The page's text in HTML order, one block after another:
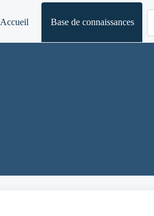
Accueil Base de connaissances